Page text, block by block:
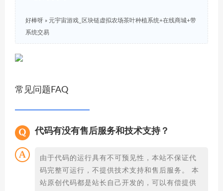
好棒呀 » 元宇宙游戏_区块链虚拟农场茶叶种植系统+在线商城+带
系统交易
常见问题FAQ
代码有没有售后服务和技术支持？
由于代码的运行具有不可预见性，本站不保证代
码完整可运行，不提供技术支持和售后服务。 本
站原创代码都是站长自己开发的，可以有偿提供